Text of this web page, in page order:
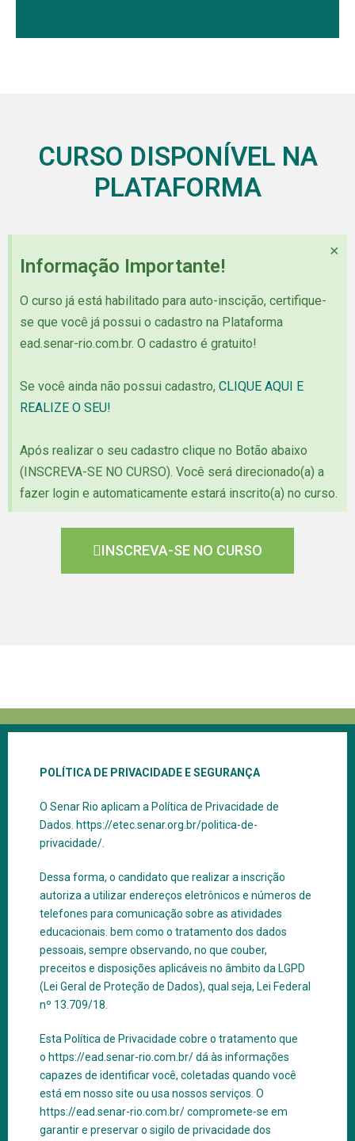
CURSO DISPONÍVEL NA
PLATAFORMA
Informação Importante!
O curso já está habilitado para auto-inscição, certifique-
se que você já possui o cadastro na Plataforma
ead.senar-rio.com.br. O cadastro é gratuito!
Se você ainda não possui cadastro, CLIQUE AQUI E
REALIZE O SEU!
Após realizar o seu cadastro clique no Botão abaixo
(INSCREVA-SE NO CURSO). Você será direcionado(a) a
fazer login e automaticamente estará inscrito(a) no curso.
×
INSCREVA-SE NO CURSO
POLÍTICA DE PRIVACIDADE E SEGURANÇA
O Senar Rio aplicam a Política de Privacidade de
Dados. https://etec.senar.org.br/politica-de-
privacidade/.
Dessa forma, o candidato que realizar a inscrição
autoriza a utilizar endereços eletrônicos e números de
telefones para comunicação sobre as atividades
educacionais. bem como o tratamento dos dados
pessoais, sempre observando, no que couber,
preceitos e disposições aplicáveis no âmbito da LGPD
(Lei Geral de Proteção de Dados), qual seja, Lei Federal
nº 13.709/18.
Esta Política de Privacidade cobre o tratamento que
o https://ead.senar-rio.com.br/​ dá às informações
capazes de identificar você, coletadas quando você
está em nosso site ou usa nossos serviços. O
https://ead.senar-rio.com.br/ compromete-se em
garantir e preservar o sigilo de privacidade dos